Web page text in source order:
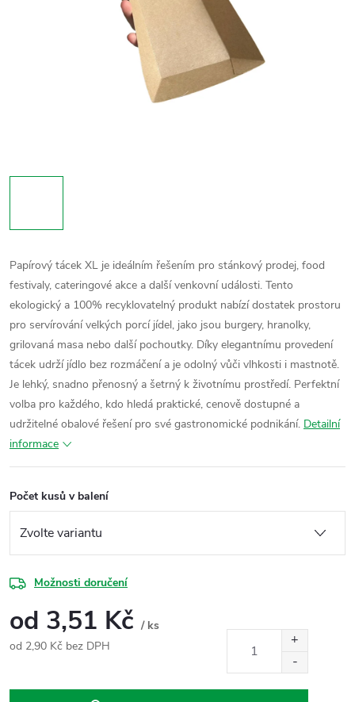
Papírový tácek XL je ideálním řešením pro stánkový prodej, food
festivaly, cateringové akce a další venkovní události. Tento
ekologický a 100% recyklovatelný produkt nabízí dostatek prostoru
pro servírování velkých porcí jídel, jako jsou burgery, hranolky,
grilovaná masa nebo další pochoutky. Díky elegantnímu provedení
tácek udrží jídlo bez rozmáčení a je odolný vůči vlhkosti i mastnotě.
Je lehký, snadno přenosný a šetrný k životnímu prostředí. Perfektní
volba pro každého, kdo hledá praktické, cenově dostupné a
udržitelné obalové řešení pro své gastronomické podnikání. Detailní
informace
Počet kusů v balení
Možnosti doručení
od 3,51 Kč / ks
od 2,90 Kč bez DPH